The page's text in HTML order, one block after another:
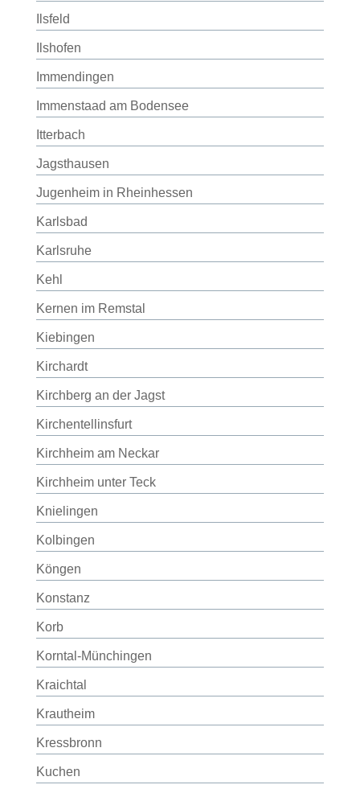
Ilsfeld
Ilshofen
Immendingen
Immenstaad am Bodensee
Itterbach
Jagsthausen
Jugenheim in Rheinhessen
Karlsbad
Karlsruhe
Kehl
Kernen im Remstal
Kiebingen
Kirchardt
Kirchberg an der Jagst
Kirchentellinsfurt
Kirchheim am Neckar
Kirchheim unter Teck
Knielingen
Kolbingen
Köngen
Konstanz
Korb
Korntal-Münchingen
Kraichtal
Krautheim
Kressbronn
Kuchen